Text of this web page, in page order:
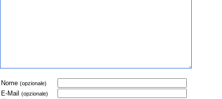
Nome (opzionale)
E-Mail (opzionale)